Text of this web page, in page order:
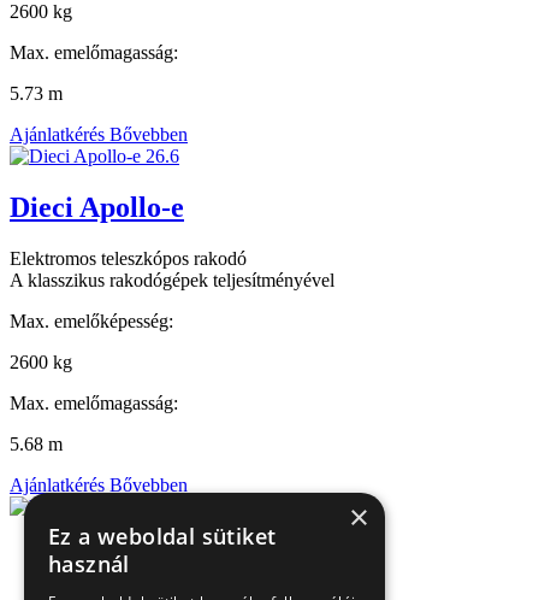
2600 kg
Max. emelőmagasság:
5.73 m
Ajánlatkérés Bővebben
Dieci Apollo-e
Elektromos teleszkópos rakodó
A klasszikus rakodógépek teljesítményével
Max. emelőképesség:
2600 kg
Max. emelőmagasság:
5.68 m
Ajánlatkérés Bővebben
×
Ez a weboldal sütiket
használ